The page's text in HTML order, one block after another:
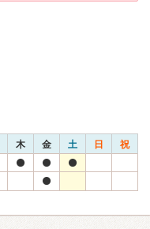
木 金 土 日 祝